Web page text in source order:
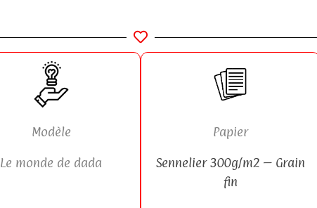
Modèle
Le monde de dada
Papier
Sennelier 300g/m2 – Grain
fin